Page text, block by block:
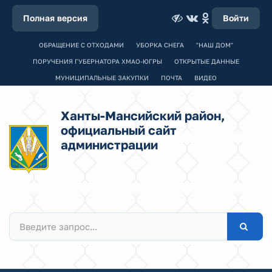
Полная версия Войти
ОБРАЩЕНИЕ С ОТХОДАМИ УБОРКА СНЕГА "НАШ ДОМ"
ПОРУЧЕНИЯ ГУБЕРНАТОРА ХМАО-ЮГРЫ ОТКРЫТЫЕ ДАННЫЕ
МУНИЦИПАЛЬНЫЕ ЗАКУПКИ ПОЧТА ВИДЕО
Ханты-Мансийский район,
официальный сайт
администрации